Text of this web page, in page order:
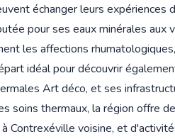
échanger leurs expériences
pour ses eaux minérales aux
les affections
idéal pour découvrir
Art déco, et ses
soins thermaux, la région offre
Contrexéville voisine, et